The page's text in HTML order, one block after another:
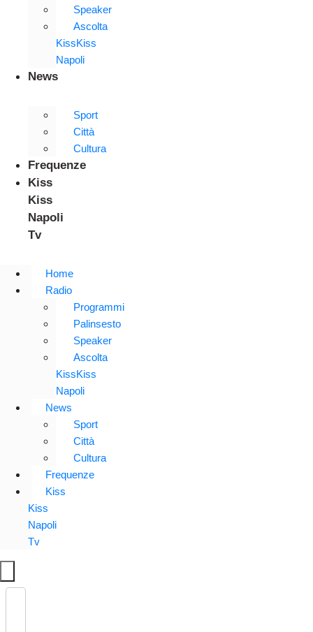
Speaker
Ascolta
KissKiss
Napoli
News
Sport
Città
Cultura
Frequenze
Kiss
Kiss
Napoli
Tv
Home
Radio
Programmi
Palinsesto
Speaker
Ascolta
KissKiss
Napoli
News
Sport
Città
Cultura
Frequenze
Kiss
Kiss
Napoli
Tv